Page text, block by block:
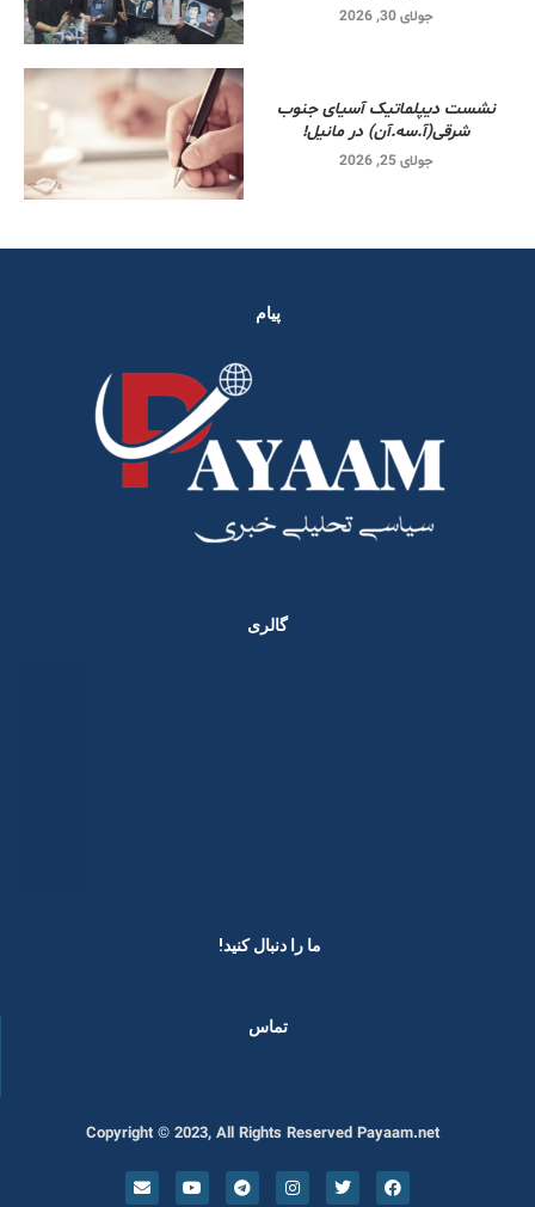
جولای 30, 2026
نشست دیپلماتیک آسیای جنوب
شرقی‌(آ.سه.آن) در مانیل!
جولای 25, 2026
پیام
گالری
ما را دنبال کنید! ​
تماس
Copyright © 2023, All Rights Reserved Payaam.net